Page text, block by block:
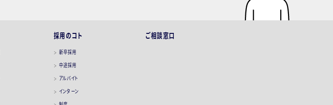
採用のコト
新卒採用
中途採用
アルバイト
インターン
ご相談窓口